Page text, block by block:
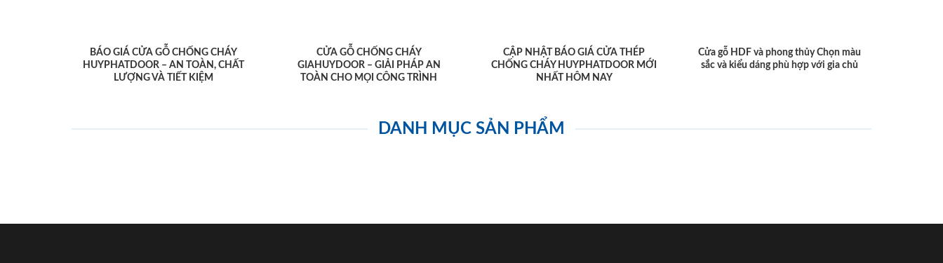
BÁO GIÁ CỬA GỖ CHỐNG CHÁY
HUYPHATDOOR – AN TOÀN, CHẤT
LƯỢNG VÀ TIẾT KIỆM
CỬA GỖ CHỐNG CHÁY
GIAHUYDOOR – GIẢI PHÁP AN
TOÀN CHO MỌI CÔNG TRÌNH
CẬP NHẬT BÁO GIÁ CỬA THÉP
CHỐNG CHÁY HUYPHATDOOR MỚI
NHẤT HÔM NAY
Cửa gỗ HDF và phong thủy Chọn màu
sắc và kiểu dáng phù hợp với gia chủ
DANH MỤC SẢN PHẨM